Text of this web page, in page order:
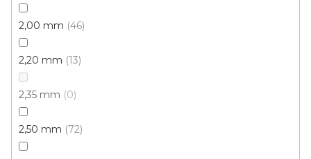
2,00 mm 46
2,20 mm 13
2,35 mm 0
2,50 mm 72
od
Click (plovoucí)